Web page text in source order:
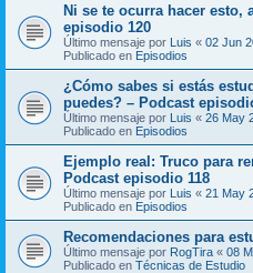
Ni se te ocurra hacer esto,
episodio 120
Último mensaje por Luis « 02 Jun
Publicado en Episodios
¿Cómo sabes si estás
puedes? – Podcast
Último mensaje por Luis « 26 May
Publicado en Episodios
Ejemplo real: Truco para
Podcast episodio 118
Último mensaje por Luis « 21 May
Publicado en Episodios
Recomendaciones para
Último mensaje por RogTira « 08
Publicado en Técnicas de Estudio